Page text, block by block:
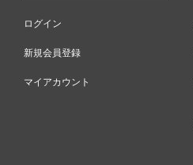
ログイン
新規会員登録
マイアカウント